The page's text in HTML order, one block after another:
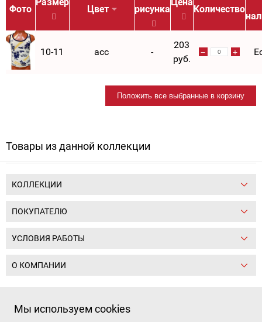
Фото
Размер
Цвет
рисунка
Цена
Количество
10-11 асс -
203
руб.
Положить все выбранные в корзину
Товары из данной коллекции
КОЛЛЕКЦИИ
ПОКУПАТЕЛЮ
УСЛОВИЯ РАБОТЫ
О КОМПАНИИ
Следите за нами:
Мы используем cookies